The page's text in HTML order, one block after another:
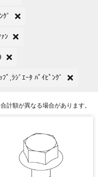
ｸﾞ
ﾝ
ﾌﾟ,ﾗｼﾞｴｰﾀ ﾊﾟｲﾋﾟﾝｸﾞ
計額が異なる場合があります。